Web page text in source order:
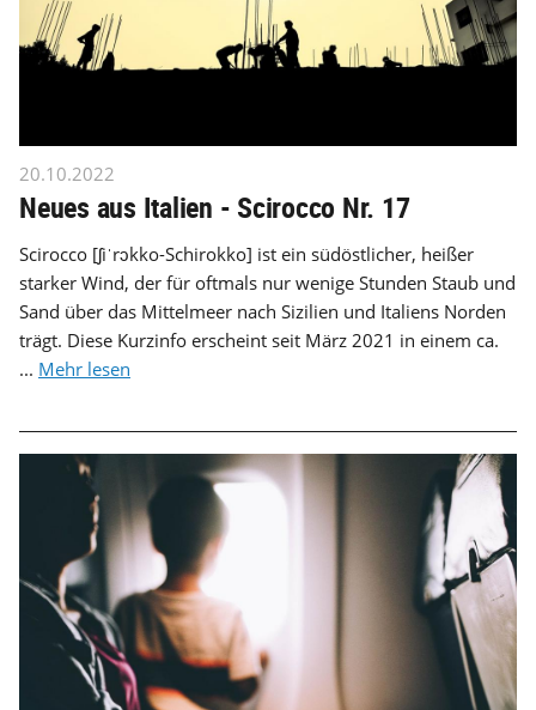
20.10.2022
Neues aus Italien - Scirocco Nr. 17
Scirocco [ʃiˈrɔkko-Schirokko] ist ein südöstlicher, heißer
starker Wind, der für oftmals nur wenige Stunden Staub und
Sand über das Mittelmeer nach Sizilien und Italiens Norden
trägt. Diese Kurzinfo erscheint seit März 2021 in einem ca.
... Mehr lesen